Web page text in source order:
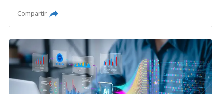
Compartir